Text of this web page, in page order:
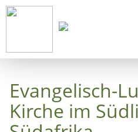
Evangelisch-
Kirche im